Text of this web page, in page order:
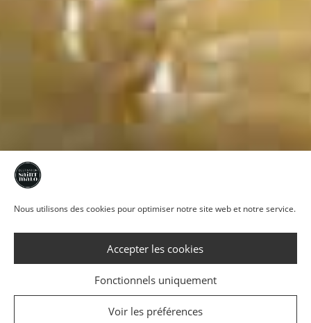
Nous utilisons des cookies pour optimiser notre site web et notre service.
Accepter les cookies
Fonctionnels uniquement
Voir les préférences